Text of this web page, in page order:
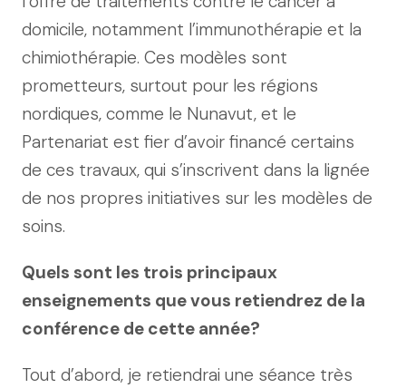
domicile, notamment l’immunothérapie et la
chimiothérapie. Ces modèles sont
prometteurs, surtout pour les régions
nordiques, comme le Nunavut, et le
Partenariat est fier d’avoir financé certains
de ces travaux, qui s’inscrivent dans la lignée
de nos propres initiatives sur les modèles de
soins.
Quels sont les trois principaux
enseignements que vous retiendrez de la
conférence de cette année?
Tout d’abord, je retiendrai une séance très